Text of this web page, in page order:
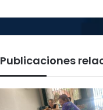
o
en
Netflix?
Publicaciones